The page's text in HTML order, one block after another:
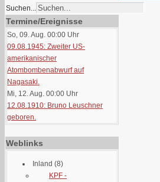
Suchen...
Termine/Ereignisse
So, 09. Aug. 00:00 Uhr
09.08.1945: Zweiter US-
amerikanischer
Atombombenabwurf auf
Nagasaki.
Mi, 12. Aug. 00:00 Uhr
12.08.1910: Bruno Leuschner
geboren.
Weblinks
Inland (8)
KPF -